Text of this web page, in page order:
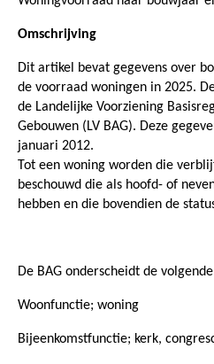
Omschrijving
Dit artikel bevat gegevens over
de voorraad woningen in 2025.
de Landelijke Voorziening
Gebouwen (LV BAG). Deze
januari 2012.
Tot een woning worden die
beschouwd die als hoofd- of
hebben en die bovendien de
De BAG onderscheidt de
Woonfunctie; woning
Bijeenkomstfunctie; kerk,